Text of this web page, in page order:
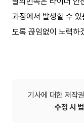
과정에서 발생할 수
도록 끊임없이 노력하
기사에 대한 저작
수정 시